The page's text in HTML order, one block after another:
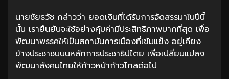
นายชัยธวัช กล่าวว่า ยอดเงินที่ได้รับการจัดสรรมาในปีนี้
นั้น เรายืนยันจะใช้อย่างคุ้มค่ามีประสิทธิภาพมากที่สุด เพื่อ
พัฒนาพรรคให้เป็นสถาบันการเมืองที่เข้มแข็ง อยู่เคียง
ข้างประชาชนบนหลักการประชาธิปไตย เพื่อเปลี่ยนแปลง
พัฒนาสังคมไทยให้ก้าวหน้าก้าวไกลต่อไป